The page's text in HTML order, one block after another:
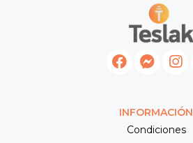
INFORMACIÓN
Condiciones